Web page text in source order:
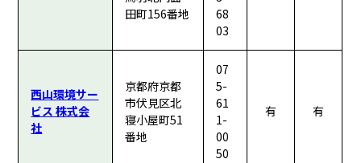
田町156番地
68
03
西山環境サー
ビス 株式会
社
京都府京都
市伏見区北
寝小屋町51
番地
07
5-
61
1-
00
50
有 有